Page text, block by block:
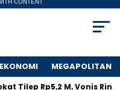
CONTENT
EKONOMI MEGAPOLITAN
Rp5,2 M, Vonis Ringan